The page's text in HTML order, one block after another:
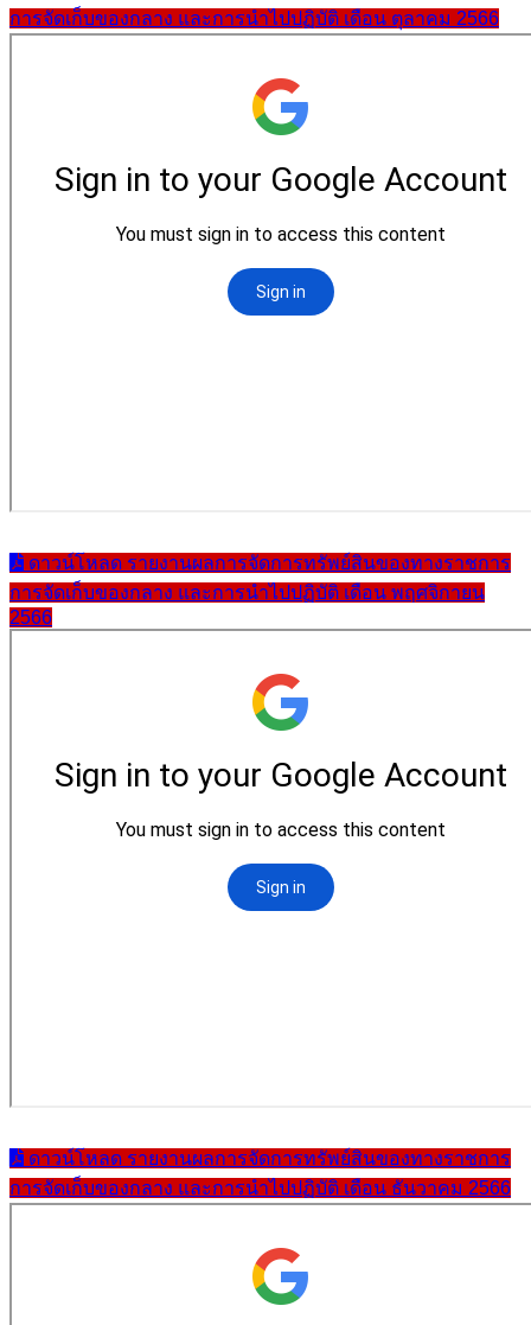
การจัดเก็บของกลาง และการนำไปปฏิบัติ เดือน ตุลาคม 2566
ดาวน์โหลด รายงานผลการจัดการทรัพย์สินของทางราชการ
การจัดเก็บของกลาง และการนำไปปฏิบัติ เดือน พฤศจิกายน
2566
ดาวน์โหลด รายงานผลการจัดการทรัพย์สินของทางราชการ
การจัดเก็บของกลาง และการนำไปปฏิบัติ เดือน ธันวาคม 2566